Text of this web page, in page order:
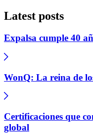
Latest posts
Expalsa cumple 40
WonQ: La reina de
Certificaciones que
global